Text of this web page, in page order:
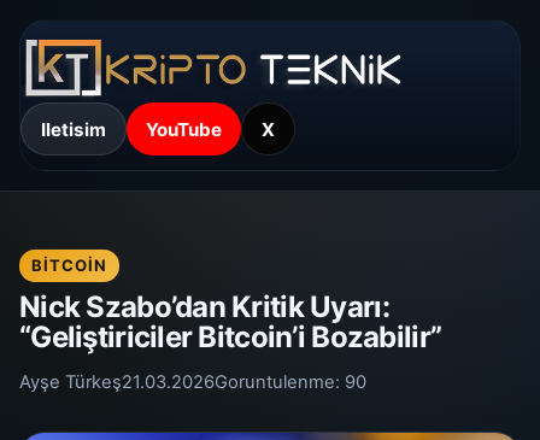
Iletisim YouTube X
BITCOIN
Nick Szabo’dan Kritik Uyarı:
“Geliştiriciler Bitcoin’i Bozabilir”
Ayşe Türkeş21.03.2026Goruntulenme: 90